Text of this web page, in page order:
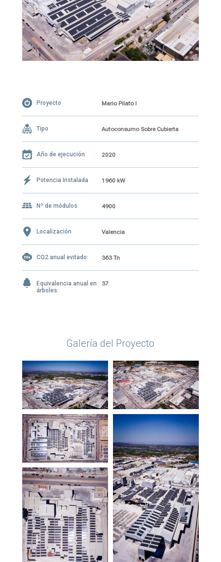
Proyecto Mario Pilato I
Tipo Autoconsumo Sobre Cubierta
Año de ejecución 2020
Potencia Instalada 1960 kW
Nº de módulos 4900
Localización Valencia
CO2 anual evitado: 363 Tn
Equivalencia anual en
árboles:
37
Galería del Proyecto